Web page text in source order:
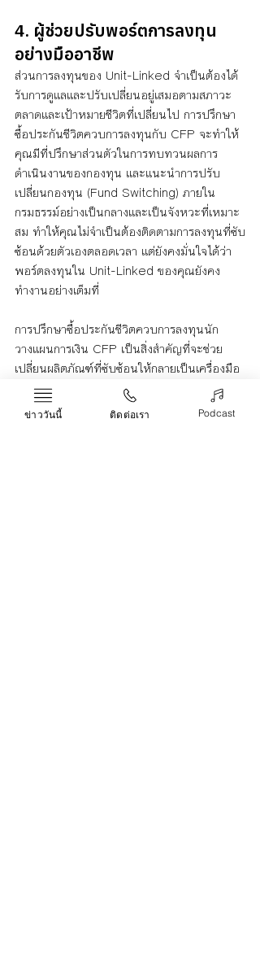
4. ผู้ช่วยปรับพอร์ตการลงทุน
อย่างมืออาชีพ
ส่วนการลงทุนของ Unit-Linked จำเป็นต้องได้
รับการดูแลและปรับเปลี่ยนอยู่เสมอตามสภาวะ
ตลาดและเป้าหมายชีวิตที่เปลี่ยนไป การปรึกษา
ซื้อประกันชีวิตควบการลงทุนกับ CFP จะทำให้
คุณมีที่ปรึกษาส่วนตัวในการทบทวนผลการ
ดำเนินงานของกองทุน และแนะนำการปรับ
เปลี่ยนกองทุน (Fund Switching) ภายใน
กรมธรรม์อย่างเป็นกลางและเป็นจังหวะที่เหมาะ
สม ทำให้คุณไม่จำเป็นต้องติดตามการลงทุนที่ซับ
ซ้อนด้วยตัวเองตลอดเวลา แต่ยังคงมั่นใจได้ว่า
พอร์ตลงทุนใน Unit-Linked ของคุณยังคง
ทำงานอย่างเต็มที่
การปรึกษาซื้อประกันชีวิตควบการลงทุนนัก
วางแผนการเงิน CFP เป็นสิ่งสำคัญที่จะช่วย
เปลี่ยนผลิตภัณฑ์ที่ซับซ้อนให้กลายเป็นเครื่องมือ
ที่ทรงพลังและสอดคล้องกับชีวิตคุณอย่างแท้จริง
ช่วยให้คุณจัดการกับความยืดหยุ่นของ Unit-
ข่าววันนี้ ติดต่อเรา Podcast